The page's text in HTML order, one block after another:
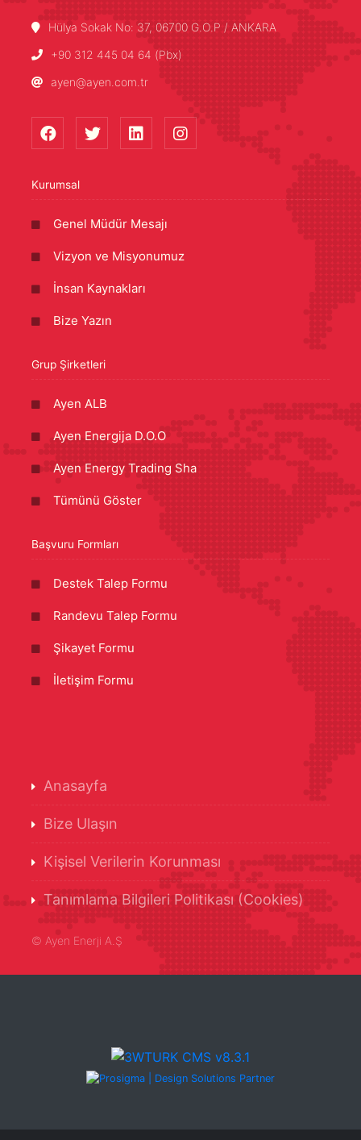
Hülya Sokak No: 37, 06700 G.O.P / ANKARA
+90 312 445 04 64 (Pbx)
ayen@ayen.com.tr
Kurumsal
Genel Müdür Mesajı
Vizyon ve Misyonumuz
İnsan Kaynakları
Bize Yazın
Grup Şirketleri
Ayen ALB
Ayen Energija D.O.O
Ayen Energy Trading Sha
Tümünü Göster
Başvuru Formları
Destek Talep Formu
Randevu Talep Formu
Şikayet Formu
İletişim Formu
Anasayfa
Bize Ulaşın
Kişisel Verilerin Korunması
Tanımlama Bilgileri Politikası (Cookies)
© Ayen Enerji A.Ş